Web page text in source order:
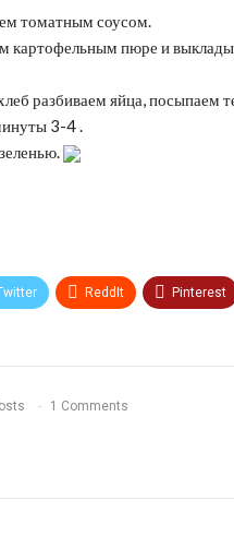
томатным соусом.
картофельным пюре и
разбиваем яйца,
3-4 .
ReddIt Pinterest
1 Comments